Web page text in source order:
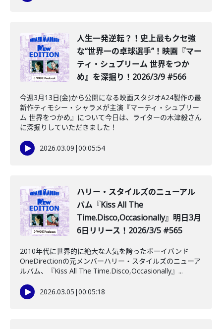
️人生一発逆転？！史上最もクセ強
な“世界一の卓球選手”！映画『マー
ティ・シュプリーム 世界をつか
め』を深掘り！2026/3/9 #566
今週3月13日(金)から公開になる映画スタジオA24製作の最
新作ティモシー・シャラメが主演『マーティ・シュプリー
ム 世界をつかめ』について今日は、ライターの木津毅さん
に深掘りしていただきました！
2026.03.09 |00:05:54
ハリー・スタイルズのニューアル
バム『Kiss All The
Time.Disco,Occasionally』明日3月
6日リリース！2026/3/5 #565
2010年代に世界的に絶大な人気を誇ったボーイバンド
OneDirectionの元メンバーハリー・スタイルズのニューア
ルバム、『Kiss All The Time.Disco,Occasionally』...
2026.03.05 |00:05:18